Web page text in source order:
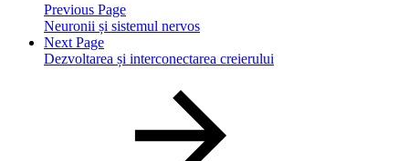
Previous Page
Neuronii și sistemul nervos
Next Page
Dezvoltarea și interconectarea creierului